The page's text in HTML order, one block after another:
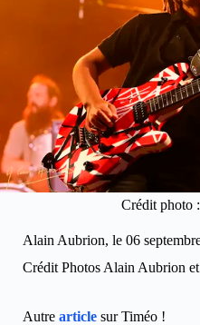
Crédit photo
Alain Aubrion, le 06
Crédit Photos Alain Aubrion
Autre article sur Timéo !